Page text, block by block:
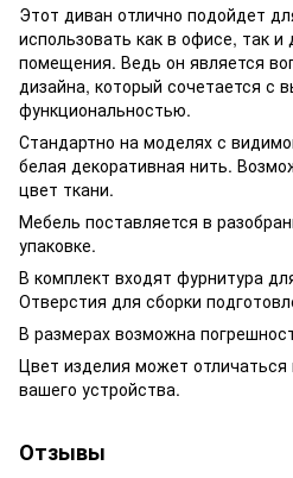
Этот диван отлично подойдет
использовать как в офисе, так и
помещения. Ведь он является
дизайна, который сочетается с
функциональностью.
Стандартно на моделях с
белая декоративная нить.
цвет ткани.
Мебель поставляется в
упаковке.
В комплект входят фурнитура
Отверстия для сборки
В размерах возможна
Цвет изделия может отличаться
вашего устройства.
Отзывы